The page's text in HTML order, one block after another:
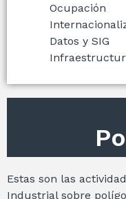
Ocupación
Datos y SIG
Estas son las
Industrial sobre